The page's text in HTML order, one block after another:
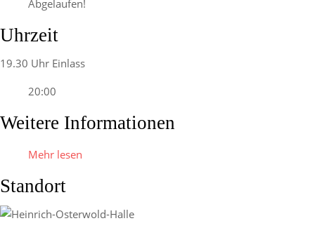
Abgelaufen!
Uhrzeit
19.30 Uhr Einlass
20:00
Weitere Informationen
Mehr lesen
Standort